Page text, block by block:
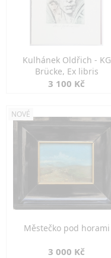
Kulhánek Oldřich - KG
Brücke, Ex libris
3 100 Kč
NOVÉ
Městečko pod horami
3 000 Kč